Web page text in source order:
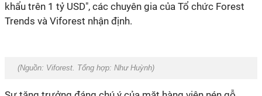
khẩu trên 1 tỷ USD", các chuyên gia của Tổ chức Forest
Trends và Viforest nhận định.
(Nguồn: Viforest. Tổng hợp: Như Huỳnh)